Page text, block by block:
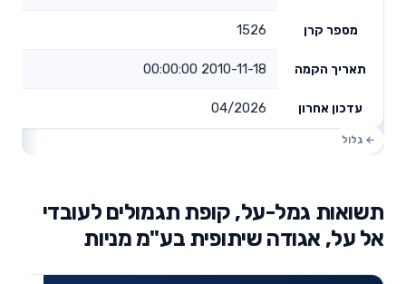
מספר קרן 1526
תאריך הקמה 2010-11-18 00:00:00
עדכון אחרון 04/2026
תשואות גמל-על, קופת תגמולים לעובדי
אל על, אגודה שיתופית בע"מ מניות